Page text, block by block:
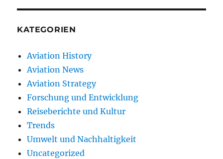
KATEGORIEN
Aviation History
Aviation News
Aviation Strategy
Forschung und Entwicklung
Reiseberichte und Kultur
Trends
Umwelt und Nachhaltigkeit
Uncategorized